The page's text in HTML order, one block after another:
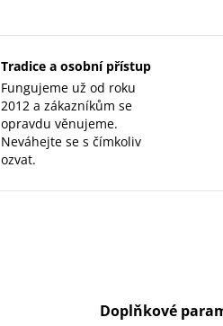
Tradice a osobní přístup
Fungujeme už od roku
2012 a zákazníkům se
opravdu věnujeme.
Neváhejte se s čímkoliv
ozvat.
Doplňkové